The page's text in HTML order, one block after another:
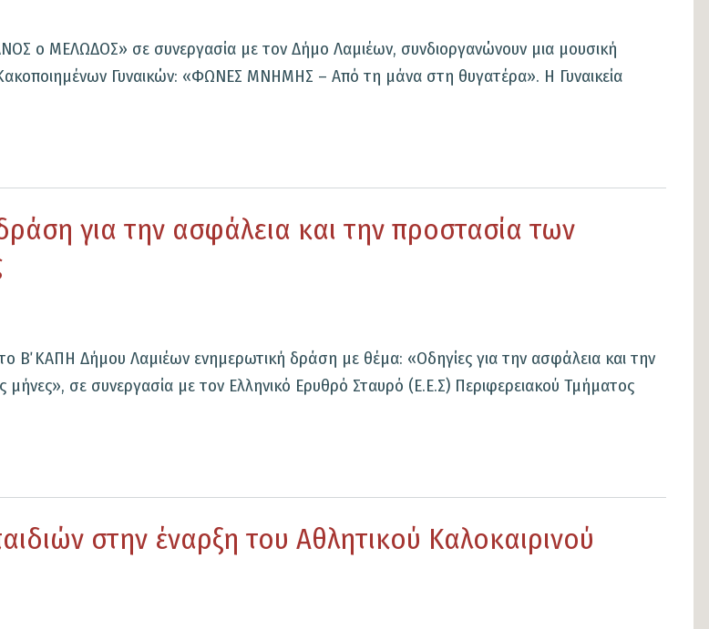
ο ΜΕΛΩΔΟΣ» σε συνεργασία με τον Δήμο Λαμιέων, συνδιοργανώνουν μια μουσική
Γυναικών: «ΦΩΝΕΣ ΜΝΗΜΗΣ – Από τη μάνα στη θυγατέρα». Η Γυναικεία
για την ασφάλεια και την προστασία των
Β΄ ΚΑΠΗ Δήμου Λαμιέων ενημερωτική δράση με θέμα: «Οδηγίες για την ασφάλεια και την
σε συνεργασία με τον Ελληνικό Ερυθρό Σταυρό (Ε.Ε.Σ) Περιφερειακού Τμήματος
στην έναρξη του Αθλητικού Καλοκαιρινού